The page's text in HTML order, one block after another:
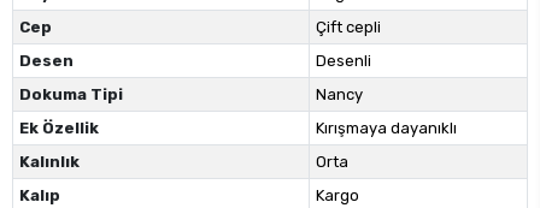
Cep
Çift cepli
Desen
Desenli
Dokuma Tipi
Nancy
Ek Özellik
Kırışmaya dayanıklı
Kalınlık
Orta
Kalıp
Kargo